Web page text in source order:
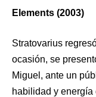
Elements (2003)
Stratovarius
ocasión, se
Miguel, ante un
habilidad y